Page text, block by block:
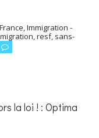
,Immigration -
,resf, sans-
la loi ! : Optima